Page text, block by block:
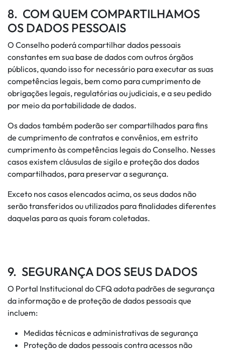
8. COM QUEM COMPARTILHAMOS
OS DADOS PESSOAIS
O Conselho poderá compartilhar dados pessoais
constantes em sua base de dados com outros órgãos
públicos, quando isso for necessário para executar as suas
competências legais, bem como para cumprimento de
obrigações legais, regulatórias ou judiciais, e a seu pedido
por meio da portabilidade de dados.
Os dados também poderão ser compartilhados para fins
de cumprimento de contratos e convênios, em estrito
cumprimento às competências legais do Conselho. Nesses
casos existem cláusulas de sigilo e proteção dos dados
compartilhados, para preservar a segurança.
Exceto nos casos elencados acima, os seus dados não
serão transferidos ou utilizados para finalidades diferentes
daquelas para as quais foram coletadas.
9. SEGURANÇA DOS SEUS DADOS
O Portal Institucional do CFQ adota padrões de segurança
da informação e de proteção de dados pessoais que
incluem:
Medidas técnicas e administrativas de segurança
Proteção de dados pessoais contra acessos não